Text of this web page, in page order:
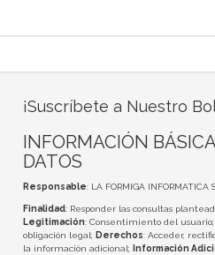
¡Suscríbete a Nuestro
INFORMACIÓN
DATOS
Responsable: LA FORMIGA INFORMATICA
Finalidad: Responder las consultas
Legitimación: Consentimiento del usuario;
obligación legal; Derechos: Acceder,
la información adicional;
Información